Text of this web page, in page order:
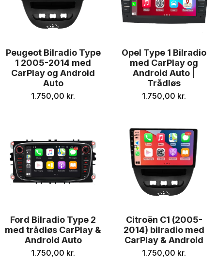
Peugeot Bilradio Type
1 2005-2014 med
CarPlay og Android
Auto
1.750,00 kr.
Opel Type 1 Bilradio
med CarPlay og
Android Auto |
Trådløs
1.750,00 kr.
Ford Bilradio Type 2
med trådløs CarPlay &
Android Auto
1.750,00 kr.
Citroën C1 (2005-
2014) bilradio med
CarPlay & Android
1.750,00 kr.